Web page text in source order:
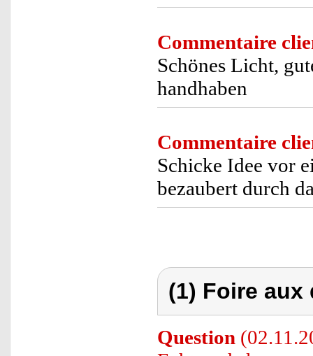
Commentaire
Schönes Licht,
handhaben
Commentaire
Schicke Idee vor
bezaubert durch
(1) Foire
Question